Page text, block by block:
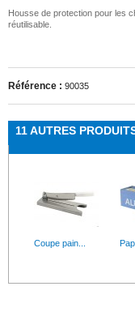
Housse de protection pour les
réutilisable.
Référence : 90035
11 AUTRES
Coupe pain...